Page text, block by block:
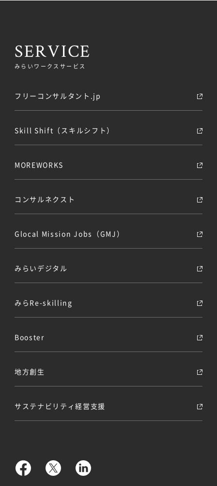
SERVICE
みらいワークスサービス
フリーコンサルタント.jp
Skill Shift（スキルシフト）
MOREWORKS
コンサルネクスト
Glocal Mission Jobs（GMJ）
みらいデジタル
みらRe-skilling
Booster
地方創生
サステナビリティ経営支援